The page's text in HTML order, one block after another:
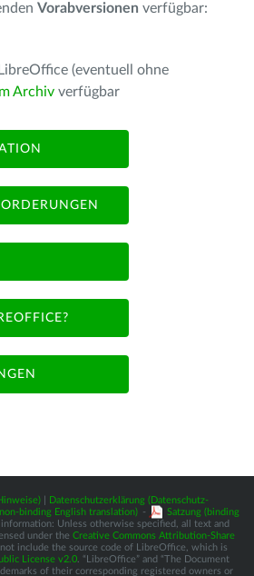
Vorabversionen verfügbar:
(eventuell ohne
Archiv verfügbar
|
Datenschutzerklärung (Datenschutz-
binding English translation) -
Satzung (binding
Unless otherwise specified, all text and
under the Creative Commons Attribution-Share
not include the source code of LibreOffice, which is
License v2.0. “LibreOffice” and “The Document
of their corresponding registered owners or